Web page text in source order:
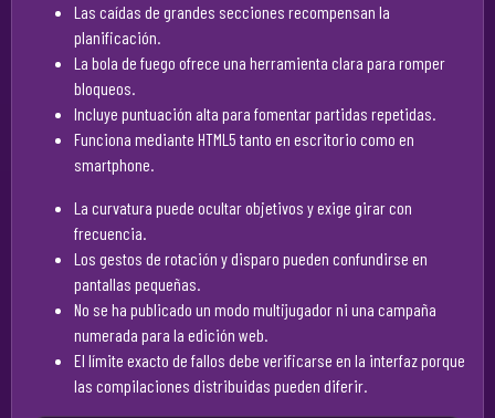
Las caídas de grandes secciones recompensan la
planificación.
La bola de fuego ofrece una herramienta clara para romper
bloqueos.
Incluye puntuación alta para fomentar partidas repetidas.
Funciona mediante HTML5 tanto en escritorio como en
smartphone.
La curvatura puede ocultar objetivos y exige girar con
frecuencia.
Los gestos de rotación y disparo pueden confundirse en
pantallas pequeñas.
No se ha publicado un modo multijugador ni una campaña
numerada para la edición web.
El límite exacto de fallos debe verificarse en la interfaz porque
las compilaciones distribuidas pueden diferir.